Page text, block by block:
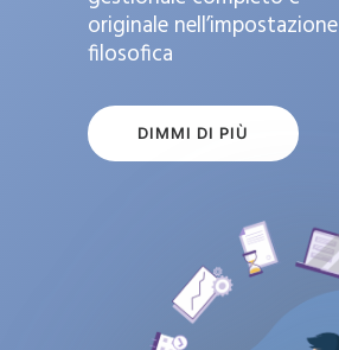
originale nell’impostazione
filosofica
DIMMI DI PIÙ